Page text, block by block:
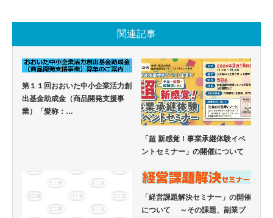
関連記事
第１１回おおいた中小企業活力創
出基金助成金（商品開発支援事
業）「愛称：…
「超 新感覚！事業承継体験イベ
ントセミナー」の開催について
「経営課題解決セミナー」の開催
について ～その課題、副業プ